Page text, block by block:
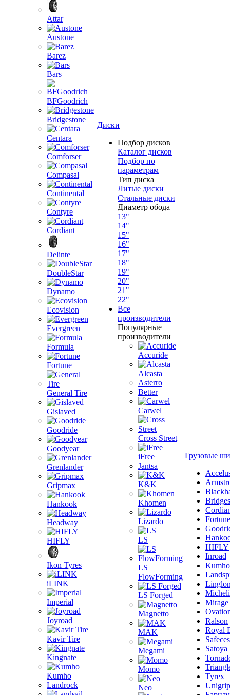
Attar
Austone
Barez
Bars
BFGoodrich
Bridgestone
Centara
Comforser
Compasal
Continental
Contyre
Cordiant
Delinte
DoubleStar
Dynamo
Ecovision
Evergreen
Formula
Fortune
General Tire
Gislaved
Goodride
Goodyear
Grenlander
Gripmax
Hankook
Headway
HIFLY
Ikon Tyres
iLINK
Imperial
Joyroad
Kavir Tire
Kingnate
Kumho
Landrock
Диски
Подбор дисков
Каталог дисков
Подбор по
параметрам
Тип диска
Литые диски
Стальные диски
Диаметр обода
13"
14"
15"
16"
17"
18"
19"
20"
21"
22"
Все
производители
Популярные
производители
Accuride
Alcasta
Asterro
Better
Carwel
Cross Street
iFree
Jantsa
K&K
Khomen
Lizardo
LS
LS
FlowForming
LS Forged
Magnetto
MAK
Megami
Momo
Neo
Грузовые
Fortune
HIFLY
Inroad
Kumho
Mirage
Ralson
Royal
Satoya
Tyrex
Unigrip